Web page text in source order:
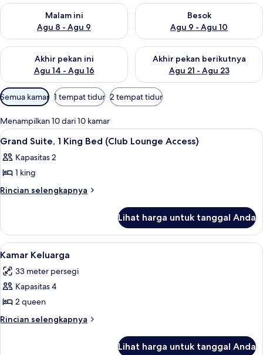
Malam ini
Agu 8 - Agu 9
Periksa ketersediaan untuk malam ini Agu 8 - Agu 9
Besok
Agu 9 - Agu 10
Periksa ketersediaan untuk
Akhir pekan ini
Agu 14 - Agu 16
Periksa ketersediaan untuk akhir pekan ini Agu 14 - Agu 16
Akhir pekan berikutnya
Agu 21 - Agu 23
Periksa ketersediaan untuk
Filter
tersedia
untuk
kamar
Semua kamar 1 tempat tidur 2 tempat tidur
Menampilkan 10 dari 10 kamar
Lihat
semua
foto
untuk
Grand
King
Bed
(Club
Lounge
Access)
Seprai antialergi, brankas, meja
13
Grand Suite, 1 King Bed (Club Lounge Access)
Kapasitas 2
1 king
Rincian selengkapnya
Rincian
Grand
Suite,
1
Bed
(Club
Access)
Lihat harga untuk tanggal Anda
Lihat
semua
foto
untuk
Kamar
Keluarga
Kamar Keluarga | Seprai antialergi,
11
Kamar Keluarga
33 meter persegi
Kapasitas 4
2 queen
Rincian selengkapnya
Rincian
Lihat harga untuk tanggal Anda